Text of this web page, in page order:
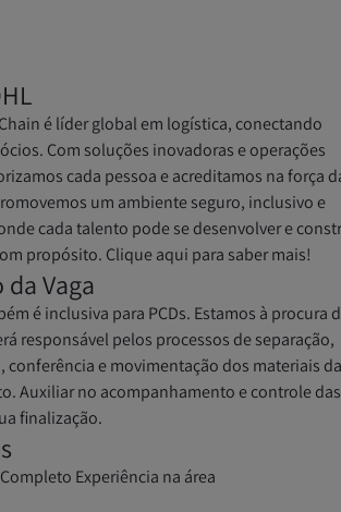
é líder global em logística, conectando
Com soluções inovadoras e operações
cada pessoa e acreditamos na força
um ambiente seguro, inclusivo e
cada talento pode se desenvolver e
propósito. Clique aqui para saber mais!
da Vaga
é inclusiva para PCDs. Estamos à procura
responsável pelos processos de separação,
conferência e movimentação dos materiais
Auxiliar no acompanhamento e controle das
finalização.
Experiência na área